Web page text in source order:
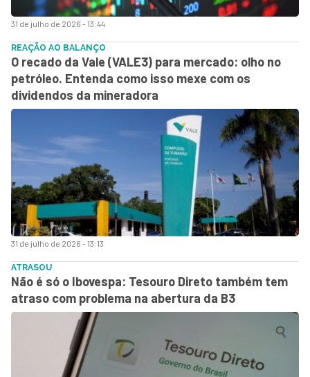
31 de julho de 2026 - 13:44
31 de julho de 2026 - 13:13
REAÇÃO AO BALANÇO
O recado da Vale (VALE3) para mercado: olho no
petróleo. Entenda como isso mexe com os
dividendos da mineradora
ATRASOU
Não é só o Ibovespa: Tesouro Direto também tem
atraso com problema na abertura da B3